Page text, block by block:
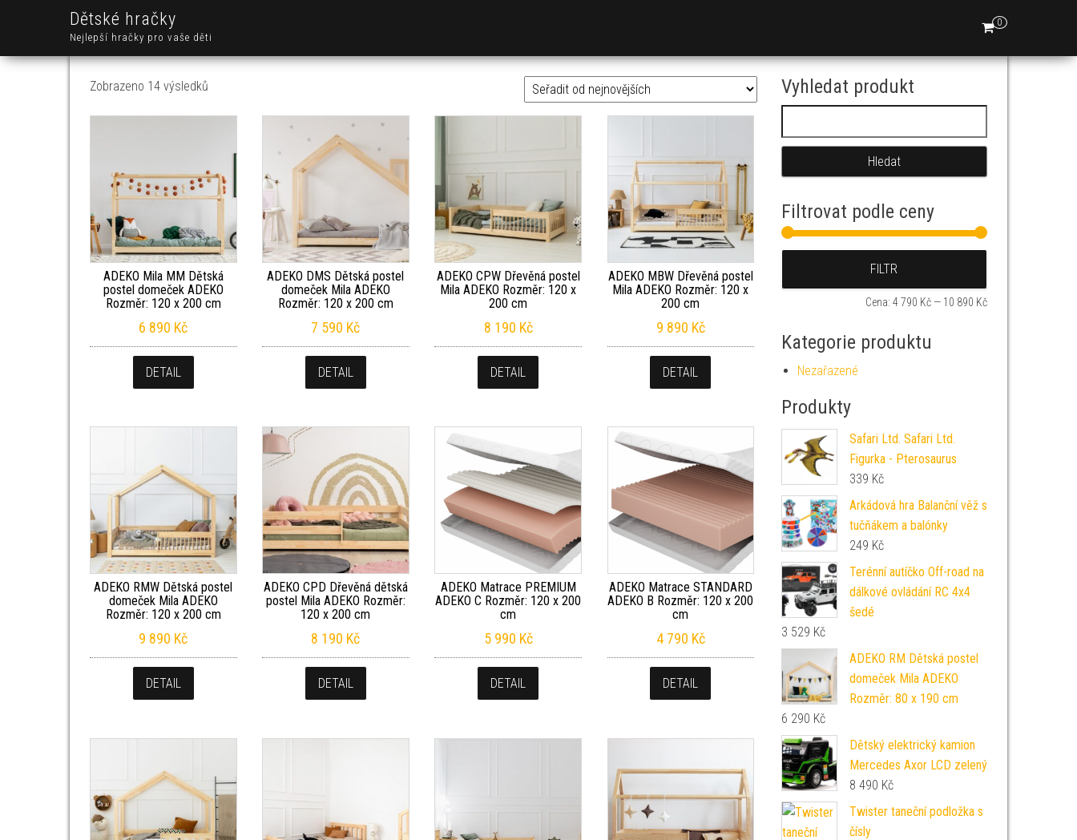
Dětské hračky
Nejlepší hračky pro vaše děti
0
Zobrazeno 14 výsledků
ADEKO Mila MM Dětská
postel domeček ADEKO
Rozměr: 120 x 200 cm
6 890 Kč
DETAIL
ADEKO DMS Dětská postel
domeček Mila ADEKO
Rozměr: 120 x 200 cm
7 590 Kč
DETAIL
ADEKO CPW Dřevěná postel
Mila ADEKO Rozměr: 120 x
200 cm
8 190 Kč
DETAIL
ADEKO MBW Dřevěná postel
Mila ADEKO Rozměr: 120 x
200 cm
9 890 Kč
DETAIL
ADEKO RMW Dětská postel
domeček Mila ADEKO
Rozměr: 120 x 200 cm
9 890 Kč
DETAIL
ADEKO CPD Dřevěná dětská
postel Mila ADEKO Rozměr:
120 x 200 cm
8 190 Kč
DETAIL
ADEKO Matrace PREMIUM
ADEKO C Rozměr: 120 x 200
cm
5 990 Kč
DETAIL
ADEKO Matrace STANDARD
ADEKO B Rozměr: 120 x 200
cm
4 790 Kč
DETAIL
Vyhledat produkt
Filtrovat podle ceny
FILTR
Cena: 4 790 Kč — 10 890 Kč
Kategorie produktu
Nezařazené
Produkty
Safari Ltd. Safari Ltd.
Figurka - Pterosaurus
339 Kč
Arkádová hra Balanční věž s
tučňákem a balónky
249 Kč
Terénní autíčko Off-road na
dálkové ovládání RC 4x4
šedé
3 529 Kč
ADEKO RM Dětská postel
domeček Mila ADEKO
Rozměr: 80 x 190 cm
6 290 Kč
Dětský elektrický kamion
Mercedes Axor LCD zelený
8 490 Kč
Twister taneční podložka s
čísly